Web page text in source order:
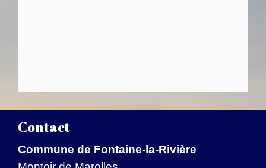
Contact
Commune de Fontaine-la-Rivière